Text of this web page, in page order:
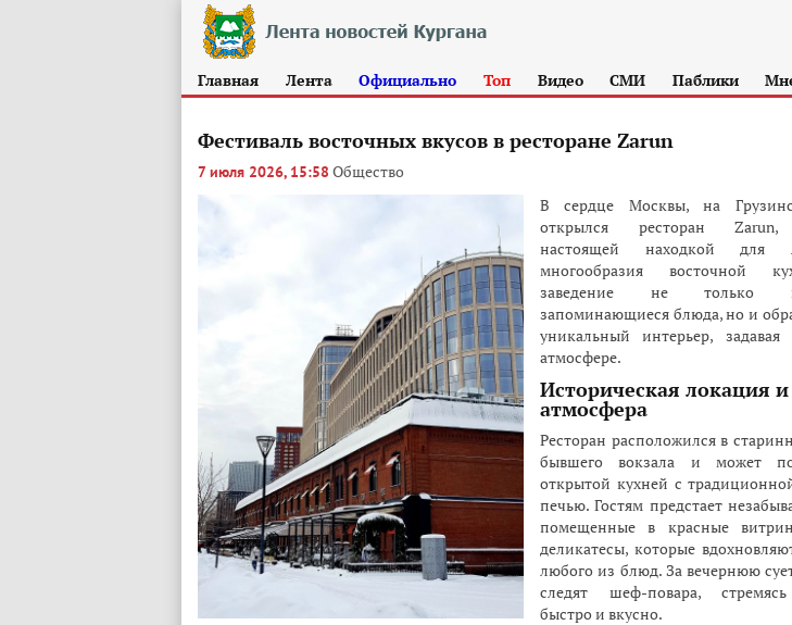
Главная Лента Официально Топ Видео СМИ Паблики
Фестиваль восточных вкусов в ресторане Zarun
7 июля 2026, 15:58 Общество
В сердце Москвы, на
открылся ресторан Zarun,
настоящей находкой для
многообразия восточной
заведение не только
запоминающиеся блюда, но и
уникальный интерьер,
атмосфере.
Историческая локация и
атмосфера
Ресторан расположился в
бывшего вокзала и может
открытой кухней с
печью. Гостям предстает
помещенные в красные
деликатесы, которые
любого из блюд. За вечернюю
следят шеф-повара,
быстро и вкусно.